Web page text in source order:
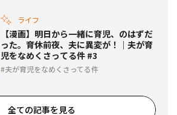
ライフ
【漫画】明日から一緒に育児、のはずだ
った。育休前夜、夫に異変が！｜夫が育
児をなめくさってる件 #3
夫が育児をなめくさってる件
全ての記事を見る